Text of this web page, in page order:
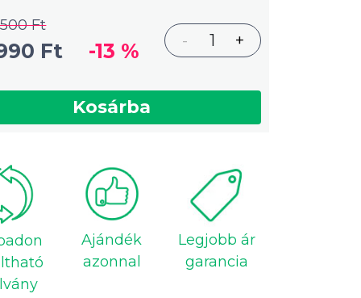
Ft
Ft -13 % - 1 +
Kosárba
Ajándék
azonnal
Legjobb ár
garancia